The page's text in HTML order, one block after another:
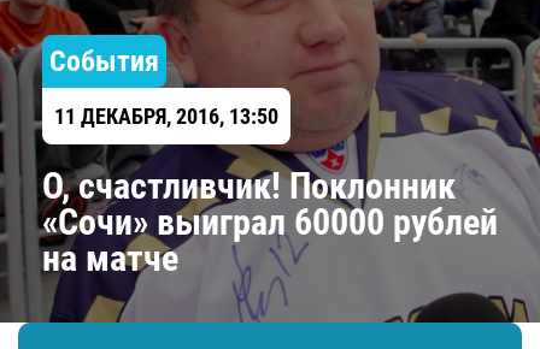
События
11 ДЕКАБРЯ, 2016, 13:50
О, счастливчик! Поклонник
«Сочи» выиграл 60000 рублей
на матче